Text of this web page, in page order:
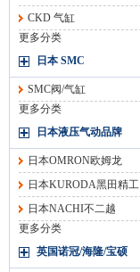
CKD 气缸
更多分类
日本 SMC
SMC阀/气缸
更多分类
日本液压气动品牌
日本OMRON欧姆龙
日本KURODA黑田精工
日本NACHI不二越
更多分类
英国诺冠/海隆/宝硕